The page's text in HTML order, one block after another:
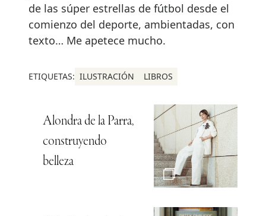
de las súper estrellas de fútbol desde el
comienzo del deporte, ambientadas, con
texto… Me apetece mucho.
ETIQUETAS: ILUSTRACIÓN LIBROS
Alondra de la Parra,
construyendo
belleza